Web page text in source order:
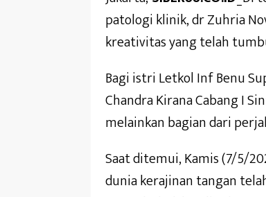
patologi klinik, dr Zuhria
kreativitas yang telah
Bagi istri Letkol Inf Benu
Chandra Kirana Cabang I
melainkan bagian dari
Saat ditemui, Kamis (7/5/
dunia kerajinan tangan